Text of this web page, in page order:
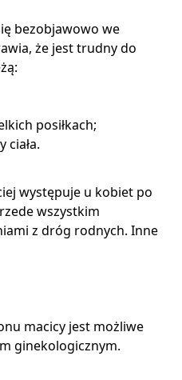
bezobjawowo we
że jest trudny do
posiłkach;
ciała.
występuje u kobiet po
wszystkim
z dróg rodnych. Inne
macicy jest możliwe
ginekologicznym.